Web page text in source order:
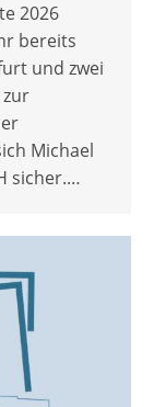
2026
bereits
und zwei
Michael
sicher.…